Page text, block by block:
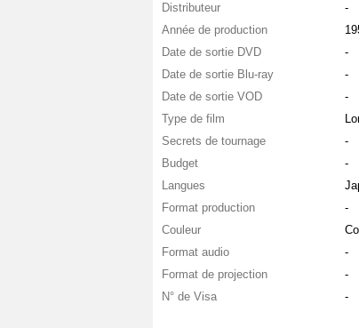
Distributeur
-
Année de production
Date de sortie DVD
-
Date de sortie Blu-ray
-
Date de sortie VOD
-
Type de film
Secrets de tournage
-
Budget
-
Langues
Format production
-
Couleur
Format audio
-
Format de projection
-
N° de Visa
-